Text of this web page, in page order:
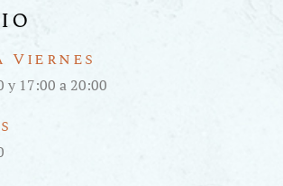
Viernes
y 17:00 a 20:00